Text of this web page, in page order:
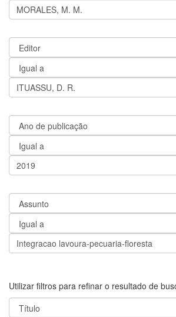
Utilizar filtros para refinar o resultado de